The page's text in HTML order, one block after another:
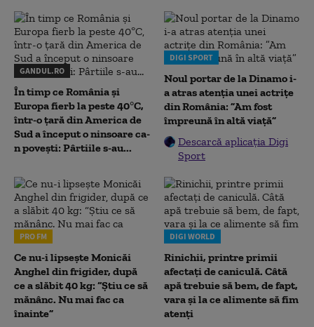
GANDUL.RO
În timp ce România și
Europa fierb la peste 40°C,
într-o țară din America de
Sud a început o ninsoare ca-
n povești: Pârtiile s-au...
DIGI SPORT
Noul portar de la Dinamo i-
a atras atenția unei actrițe
din România: ”Am fost
împreună în altă viață”
Descarcă aplicația Digi
Sport
PRO FM
Ce nu-i lipsește Monicăi
Anghel din frigider, după
ce a slăbit 40 kg: “Știu ce să
mănânc. Nu mai fac ca
înainte”
DIGI WORLD
Rinichii, printre primii
afectați de caniculă. Câtă
apă trebuie să bem, de fapt,
vara și la ce alimente să fim
atenți